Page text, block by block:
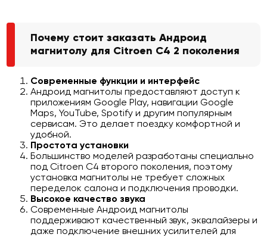
Почему стоит заказать Андроид
магнитолу для Citroen C4 2 поколения
Современные функции и интерфейс
Андроид магнитолы предоставляют доступ к
приложениям Google Play, навигации Google
Maps, YouTube, Spotify и другим популярным
сервисам. Это делает поездку комфортной и
удобной.
Простота установки
Большинство моделей разработаны специально
под Citroen C4 второго поколения, поэтому
установка магнитолы не требует сложных
переделок салона и подключения проводки.
Высокое качество звука
Современные Андроид магнитолы
поддерживают качественный звук, эквалайзеры и
даже подключение внешних усилителей для